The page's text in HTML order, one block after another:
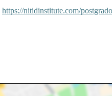
https://nitidinstitute.com/